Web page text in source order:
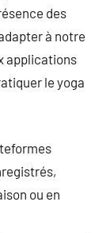
des
à notre
applications
le yoga
ou en